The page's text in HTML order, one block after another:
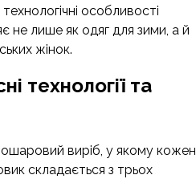
особливості
не лише як одяг для зими, а й
жінок.
технології та
виріб, у якому кожен
складається з трьох